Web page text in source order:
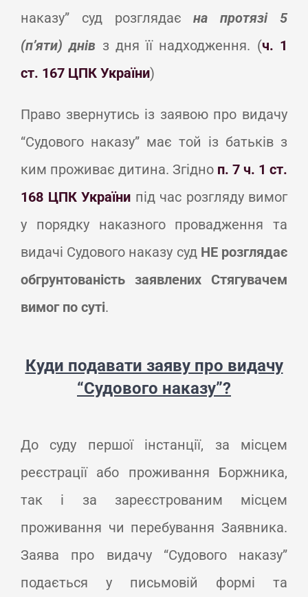
наказу” суд розглядаєна протязі 5
(п’яти) днів з дня її надходження. (ч. 1
ст. 167 ЦПК України)
Право звернутись із заявою про видачу
“Судового наказу” має той із батьків з
ким проживає дитина. Згідно п. 7 ч. 1 ст.
168 ЦПК України під час розгляду вимог
у порядку наказного провадження та
видачі Судового наказу суд НЕ розглядає
обгрунтованість заявлених Стягувачем
вимог по суті.
Куди подавати заяву про видачу
“Судового наказу”?
До суду першої інстанції, за місцем
реєстрації або проживання Боржника,
так і за зареєстрованим місцем
проживання чи перебування Заявника.
Заява про видачу “Судового наказу”
подається у письмовій формі та